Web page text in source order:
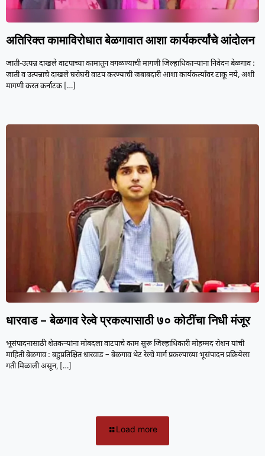
अतिरिक्त कामाविरोधात बेळगावात आशा कार्यकर्त्यांचे आंदोलन
जाती-उत्पन्न दाखले वाटपाच्या कामातून वगळण्याची मागणी जिल्हाधिकाऱ्यांना निवेदन बेळगाव :
जाती व उत्पन्नाचे दाखले घरोघरी वाटप करण्याची जबाबदारी आशा कार्यकर्त्यांवर टाकू नये, अशी
मागणी करत कर्नाटक […]
धारवाड – बेळगाव रेल्वे प्रकल्पासाठी ७० कोटींचा निधी मंजूर
भूसंपादनासाठी शेतकऱ्यांना मोबदला वाटपाचे काम सुरू जिल्हाधिकारी मोहम्मद रोशन यांची
माहिती बेळगाव : बहुप्रतिक्षित धारवाड – बेळगाव थेट रेल्वे मार्ग प्रकल्पाच्या भूसंपादन प्रक्रियेला
गती मिळाली असून, […]
Load more